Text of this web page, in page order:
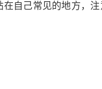
自己常见的地方，